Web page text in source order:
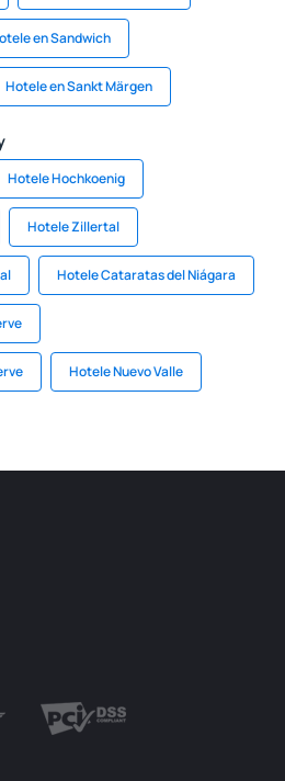
en Sandwich
Hotele en Sankt Märgen
Hotele Hochkoenig
Hotele Zillertal
Hotele Cataratas del Niágara
Hotele Nuevo Valle